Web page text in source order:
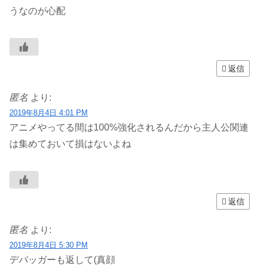
うなのが心配
返信
匿名 より:
2019年8月4日 4:01 PM
アニメやってる間は100%強化されるんだから主人公関連
は集めておいて損はないよね
返信
匿名 より:
2019年8月4日 5:30 PM
デバッガーも返して(真顔